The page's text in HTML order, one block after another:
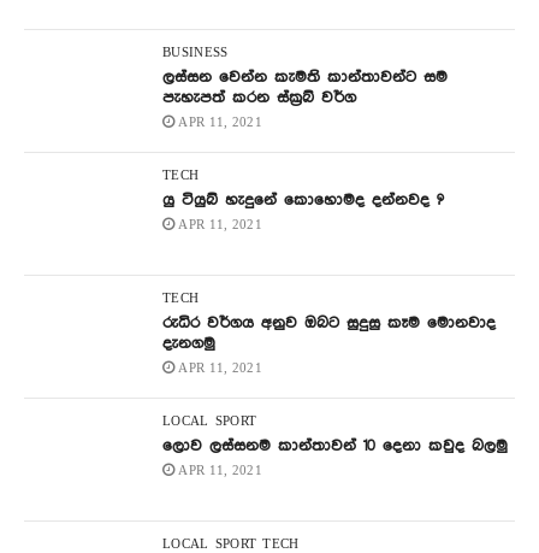
BUSINESS
ලස්සන වෙන්න කැමති කාන්තාවන්ට සම
පැහැපත් කරන ස්ක්‍රබ් වර්ග
APR 11, 2021
TECH
යු ටියුබ් හැදුනේ කොහොමද දන්නවද ?
APR 11, 2021
TECH
රුධිර වර්ගය අනුව ඔබට සුදුසු කෑම මොනවාද
දැනගමු
APR 11, 2021
LOCAL SPORT
ලොව ලස්සනම කාන්තාවන් 10 දෙනා කවුද බලමු
APR 11, 2021
LOCAL SPORT TECH